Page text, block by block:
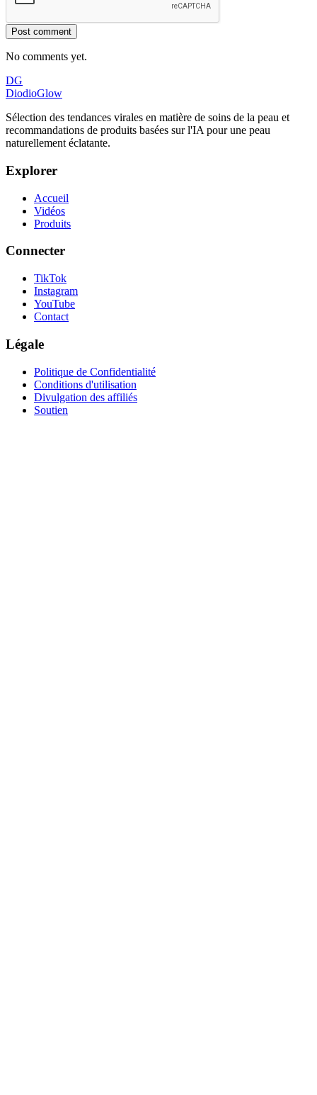
Post comment
No comments yet.
DG
DiodioGlow
Sélection des tendances virales en matière de soins de la peau et
recommandations de produits basées sur l'IA pour une peau
naturellement éclatante.
Explorer
Accueil
Vidéos
Produits
Connecter
TikTok
Instagram
YouTube
Contact
Légale
Politique de Confidentialité
Conditions d'utilisation
Divulgation des affiliés
Soutien